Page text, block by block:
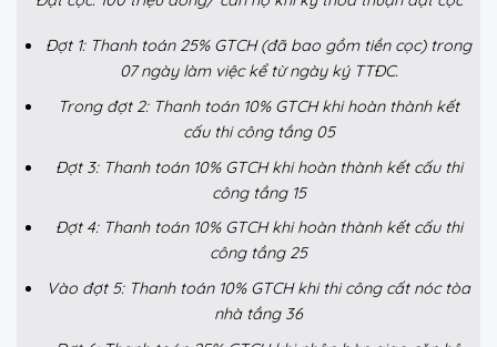
Đợt 1: Thanh toán 25% GTCH (đã bao gồm tiền cọc) trong
07 ngày làm việc kể từ ngày ký TTĐC.
Trong đợt 2: Thanh toán 10% GTCH khi hoàn thành kết
cấu thi công tầng 05
Đợt 3: Thanh toán 10% GTCH khi hoàn thành kết cấu thi
công tầng 15
Đợt 4: Thanh toán 10% GTCH khi hoàn thành kết cấu thi
công tầng 25
Vào đợt 5: Thanh toán 10% GTCH khi thi công cất nóc tòa
nhà tầng 36